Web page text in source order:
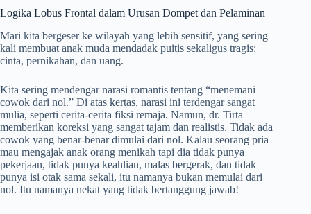
Logika Lobus Frontal dalam Urusan Dompet dan Pelaminan
Mari kita bergeser ke wilayah yang lebih sensitif, yang sering
kali membuat anak muda mendadak puitis sekaligus tragis:
cinta, pernikahan, dan uang.
Kita sering mendengar narasi romantis tentang “menemani
cowok dari nol.” Di atas kertas, narasi ini terdengar sangat
mulia, seperti cerita-cerita fiksi remaja. Namun, dr. Tirta
memberikan koreksi yang sangat tajam dan realistis. Tidak ada
cowok yang benar-benar dimulai dari nol. Kalau seorang pria
mau mengajak anak orang menikah tapi dia tidak punya
pekerjaan, tidak punya keahlian, malas bergerak, dan tidak
punya isi otak sama sekali, itu namanya bukan memulai dari
nol. Itu namanya nekat yang tidak bertanggung jawab!